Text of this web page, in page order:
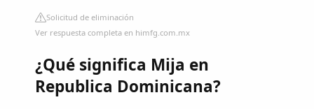
Solicitud de eliminación
Ver respuesta completa en himfg.com.mx
¿Qué significa Mija en
Republica Dominicana?